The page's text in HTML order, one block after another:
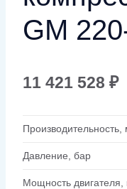
GM
11 421 528 ₽
Производительность,
Давление, бар
Мощность двигателя,